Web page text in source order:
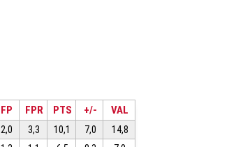
FP FPR PTS +/- VAL
2,0 3,3 10,1 7,0
14,8